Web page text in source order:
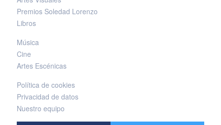
Premios Soledad Lorenzo
Libros
Música
Cine
Artes Escénicas
Política de cookies
Privacidad de datos
Nuestro equipo